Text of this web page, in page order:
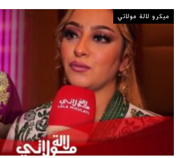
ميكرو لالة مولاتي